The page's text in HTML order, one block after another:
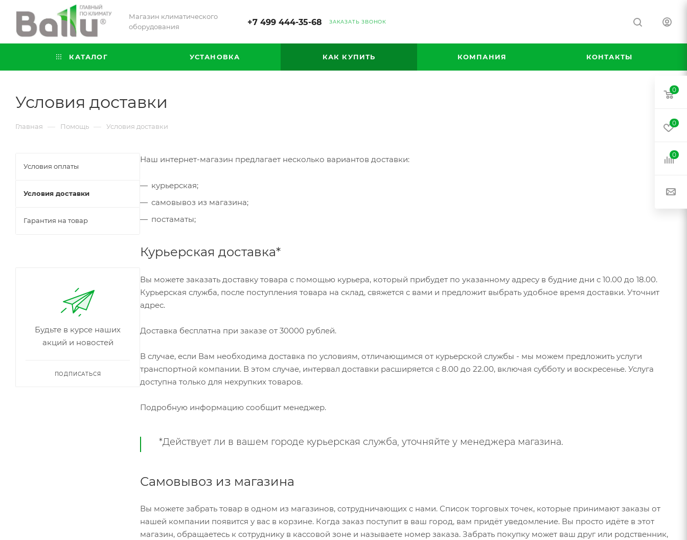
Магазин климатического
оборудования
+7 499 444-35-68 ЗАКАЗАТЬ ЗВОНОК
КАТАЛОГ УСТАНОВКА КАК КУПИТЬ КОМПАНИЯ КОНТАКТЫ
Условия доставки
Главная — Помощь — Условия доставки
Наш интернет-магазин предлагает несколько вариантов доставки:
курьерская;
самовывоз из магазина;
постаматы;
Курьерская доставка*
Вы можете заказать доставку товара с помощью курьера, который прибудет по указанному адресу в будние дни с 10.00 до 18.00.
Курьерская служба, после поступления товара на склад, свяжется с вами и предложит выбрать удобное время доставки. Уточнит
адрес.
Доставка бесплатна при заказе от 30000 рублей.
В случае, если Вам необходима доставка по условиям, отличающимся от курьерской службы - мы можем предложить услуги
транспортной компании. В этом случае, интервал доставки расширяется с 8.00 до 22.00, включая субботу и воскресенье. Услуга
доступна только для нехрупких товаров.
Подробную информацию сообщит менеджер.
*Действует ли в вашем городе курьерская служба, уточняйте у менеджера магазина.
Самовывоз из магазина
Вы можете забрать товар в одном из магазинов, сотрудничающих с нами. Список торговых точек, которые принимают заказы от
нашей компании появится у вас в корзине. Когда заказ поступит в ваш город, вам придёт уведомление. Вы просто идёте в этот
магазин, обращаетесь к сотруднику в кассовой зоне и называете номер заказа. Забрать покупку может ваш друг или родственник,
Условия оплаты
Условия доставки
Гарантия на товар
Будьте в курсе наших
акций и новостей
ПОДПИСАТЬСЯ
0
0
0